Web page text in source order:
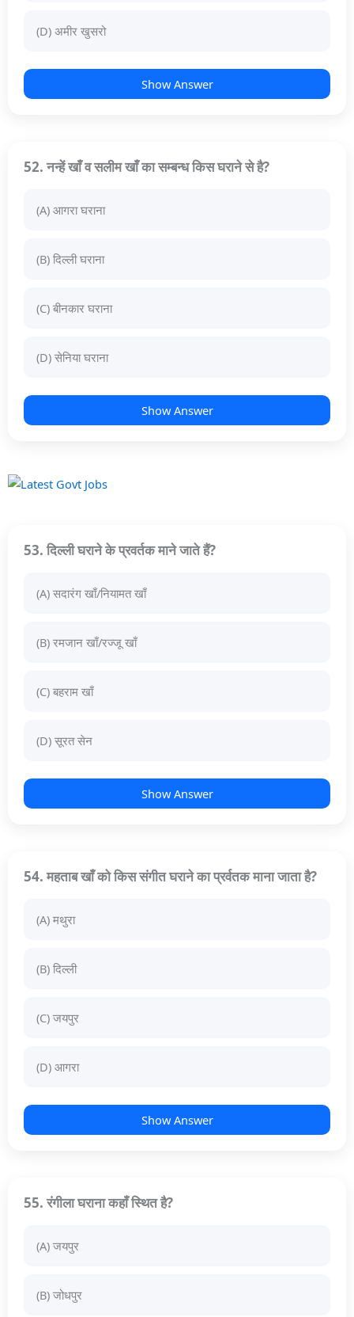
(D) अमीर खुसरो
Show Answer
52. नन्हें खाँ व सलीम खाँ का सम्बन्ध किस घराने से है?
(A) आगरा घराना
(B) दिल्ली घराना
(C) बीनकार घराना
(D) सेनिया घराना
Show Answer
53. दिल्ली घराने के प्रवर्तक माने जाते हैं?
(A) सदारंग खाँ/नियामत खाँ
(B) रमजान खाँ/रज्जू खाँ
(C) बहराम खाँ
(D) सूरत सेन
Show Answer
54. महताब खाँ को किस संगीत घराने का प्रर्वतक माना जाता है?
(A) मथुरा
(B) दिल्ली
(C) जयपुर
(D) आगरा
Show Answer
55. रंगीला घराना कहाँ स्थित है?
(A) जयपुर
(B) जोधपुर